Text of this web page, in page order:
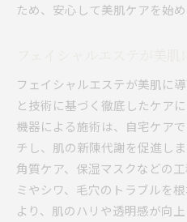
ため、安心して美肌ケアを始
フェイシャルエステが美肌に
と技術に基づく徹底したケア
機器による施術は、自宅ケア
チし、肌の新陳代謝を促進し
角質ケア、保湿マスクなどの
ミやシワ、毛穴のトラブルを
より、肌のハリや透明感が向